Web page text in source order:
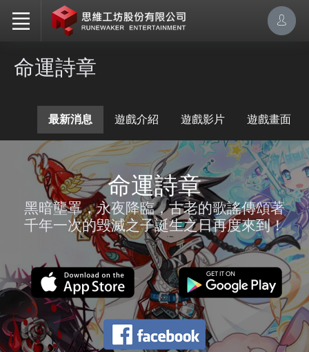
命運詩章
最新消息 遊戲介紹 遊戲影片 遊戲畫面
命運詩章
黑暗壟罩，永夜降臨，古老的歌謠傳頌著
千年一次的毁滅之子誕生之日再度來到！